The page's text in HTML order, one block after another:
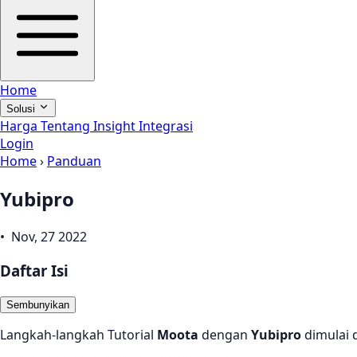
Home
Solusi
Harga Tentang InsightIntegrasi
Login
Home› Panduan
Yubipro
• Nov, 27 2022
Daftar Isi
Sembunyikan
Langkah-langkah Tutorial Moota dengan Yubiprodimulai